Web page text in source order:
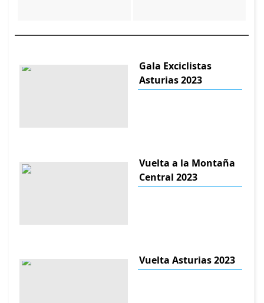
Gala Exciclistas
Asturias 2023
Vuelta a la Montaña
Central 2023
Vuelta Asturias 2023